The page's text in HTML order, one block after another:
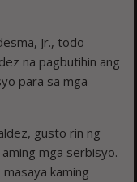
Jr., todo-
na pagbutihin ang
para sa mga
gusto rin ng
mga serbisyo.
kaming